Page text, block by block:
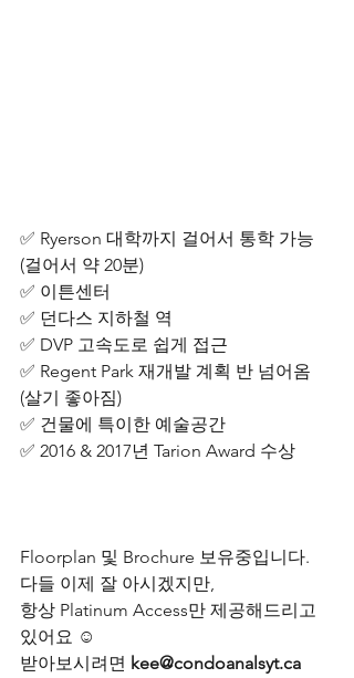
✅ Ryerson 대학까지 걸어서 통학 가능
(걸어서 약 20분)
✅ 이튼센터
✅ 던다스 지하철 역
✅ DVP 고속도로 쉽게 접근
✅ Regent Park 재개발 계획 반 넘어옴
(살기 좋아짐)
✅ 건물에 특이한 예술공간
✅ 2016 & 2017년 Tarion Award 수상
Floorplan 및 Brochure 보유중입니다.
다들 이제 잘 아시겠지만,
항상 Platinum Access만 제공해드리고
있어요 ☺️
받아보시려면 kee@condoanalsyt.ca